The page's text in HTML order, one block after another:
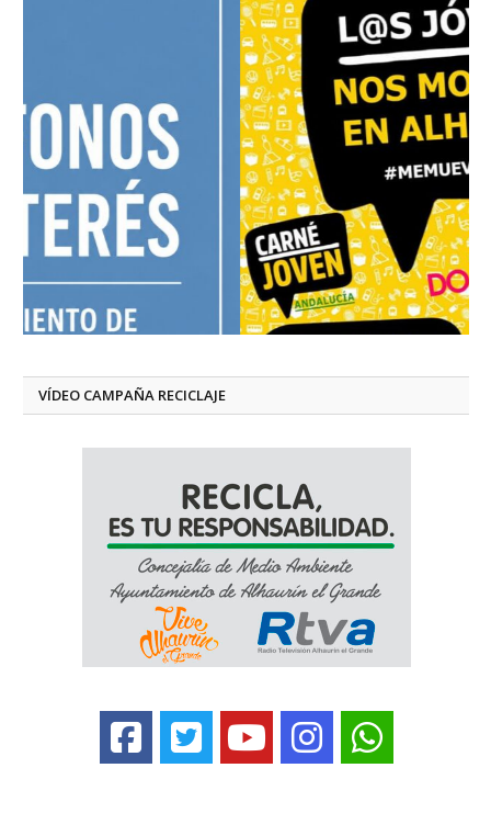
VÍDEO CAMPAÑA RECICLAJE